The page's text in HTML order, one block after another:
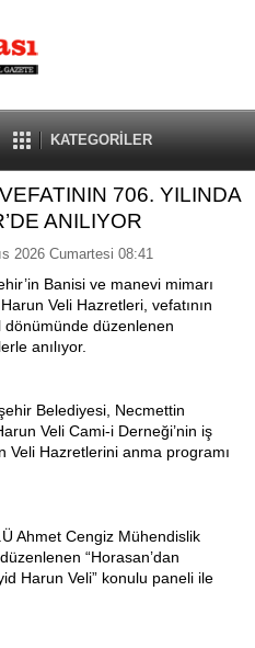
KATEGORİLER
706. YILINDA
ANILIYOR
2026 Cumartesi 08:41
Banisi ve manevi mimarı
Veli Hazretleri, vefatının
dönümünde düzenlenen
anılıyor.
Belediyesi, Necmettin
Veli Cami-i Derneği’nin iş
Veli Hazretlerini anma programı
Ahmet Cengiz Mühendislik
“Horasan’dan
Harun Veli” konulu paneli ile